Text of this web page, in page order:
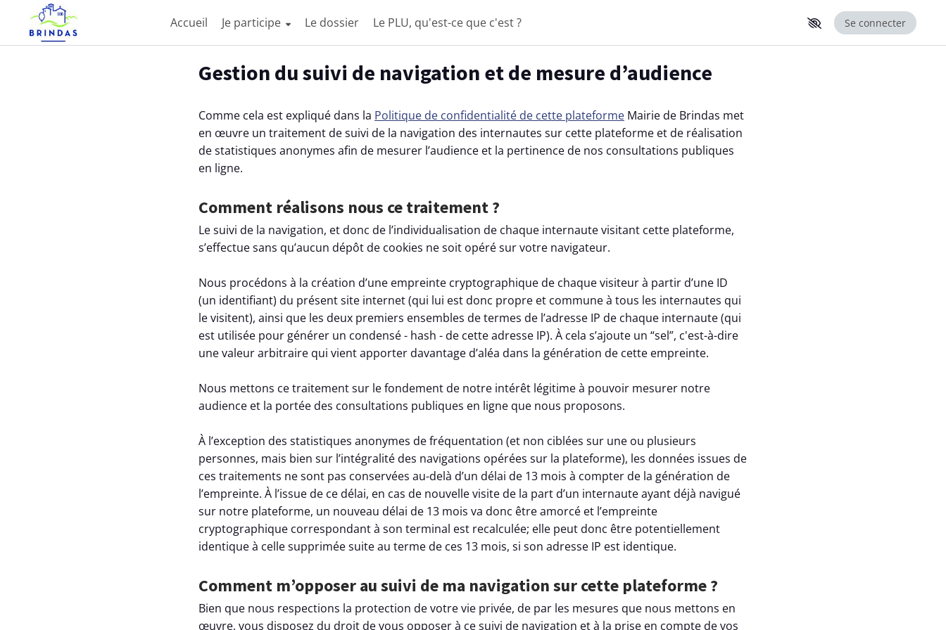
Accueil Je participe Le dossier Le PLU, qu'est-ce que c'est ? Se connecter
Gestion du suivi de navigation et de mesure d’audience
Comme cela est expliqué dans la Politique de confidentialité de cette plateforme Mairie de Brindas met
en œuvre un traitement de suivi de la navigation des internautes sur cette plateforme et de réalisation
de statistiques anonymes afin de mesurer l’audience et la pertinence de nos consultations publiques
en ligne.
Comment réalisons nous ce traitement ?
Le suivi de la navigation, et donc de l’individualisation de chaque internaute visitant cette plateforme,
s’effectue sans qu’aucun dépôt de cookies ne soit opéré sur votre navigateur.
Nous procédons à la création d’une empreinte cryptographique de chaque visiteur à partir d’une ID
(un identifiant) du présent site internet (qui lui est donc propre et commune à tous les internautes qui
le visitent), ainsi que les deux premiers ensembles de termes de l’adresse IP de chaque internaute (qui
est utilisée pour générer un condensé - hash - de cette adresse IP). À cela s’ajoute un “sel”, c'est-à-dire
une valeur arbitraire qui vient apporter davantage d’aléa dans la génération de cette empreinte.
Nous mettons ce traitement sur le fondement de notre intérêt légitime à pouvoir mesurer notre
audience et la portée des consultations publiques en ligne que nous proposons.
À l’exception des statistiques anonymes de fréquentation (et non ciblées sur une ou plusieurs
personnes, mais bien sur l’intégralité des navigations opérées sur la plateforme), les données issues de
ces traitements ne sont pas conservées au-delà d’un délai de 13 mois à compter de la génération de
l’empreinte. À l’issue de ce délai, en cas de nouvelle visite de la part d’un internaute ayant déjà navigué
sur notre plateforme, un nouveau délai de 13 mois va donc être amorcé et l’empreinte
cryptographique correspondant à son terminal est recalculée; elle peut donc être potentiellement
identique à celle supprimée suite au terme de ces 13 mois, si son adresse IP est identique.
Comment m’opposer au suivi de ma navigation sur cette plateforme ?
Bien que nous respections la protection de votre vie privée, de par les mesures que nous mettons en
œuvre, vous disposez du droit de vous opposer à ce suivi de navigation et à la prise en compte de vos